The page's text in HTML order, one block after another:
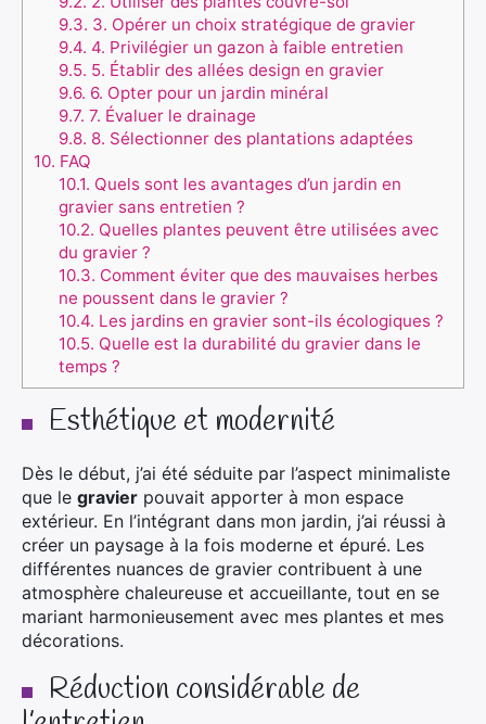
9.3. 3. Opérer un choix stratégique de gravier
9.4. 4. Privilégier un gazon à faible entretien
9.5. 5. Établir des allées design en gravier
9.6. 6. Opter pour un jardin minéral
9.7. 7. Évaluer le drainage
9.8. 8. Sélectionner des plantations adaptées
10. FAQ
10.1. Quels sont les avantages d’un jardin en
gravier sans entretien ?
10.2. Quelles plantes peuvent être utilisées avec
du gravier ?
10.3. Comment éviter que des mauvaises herbes
ne poussent dans le gravier ?
10.4. Les jardins en gravier sont-ils écologiques ?
10.5. Quelle est la durabilité du gravier dans le
temps ?
Esthétique et modernité
Dès le début, j’ai été séduite par l’aspect minimaliste
que le gravier pouvait apporter à mon espace
extérieur. En l’intégrant dans mon jardin, j’ai réussi à
créer un paysage à la fois moderne et épuré. Les
différentes nuances de gravier contribuent à une
atmosphère chaleureuse et accueillante, tout en se
mariant harmonieusement avec mes plantes et mes
décorations.
Réduction considérable de